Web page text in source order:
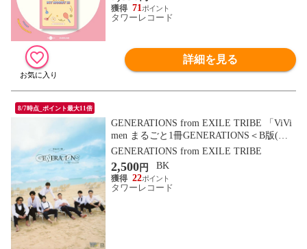
71
タワーレコード
詳細を見る
8/7時点_ポイント最大11倍
GENERATIONS from EXILE TRIBE 「ViVi
men まるごと1冊GENERATIONS＜B版(砂
浜ver．) セクシーカット小冊子付き＞」 M
ook
GENERATIONS from EXILE TRIBE
2,500円
BK
22
タワーレコード